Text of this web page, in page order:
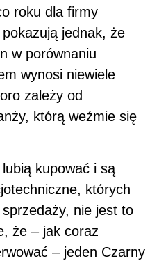
roku dla firmy
jednak, że
w porównaniu
wynosi niewiele
zależy od
którą weźmie się
kupować i są
których
nie jest to
że – jak coraz
– jeden Czarny